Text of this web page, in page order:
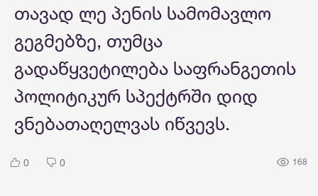
თავად ლე პენის სამომავლო
გეგმებზე, თუმცა
გადაწყვეტილება საფრანგეთის
პოლიტიკურ სპექტრში დიდ
ვნებათაღელვას იწვევს.
0 0 168